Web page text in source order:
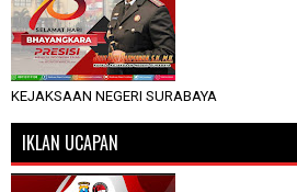
KEJAKSAAN NEGERI SURABAYA
IKLAN UCAPAN